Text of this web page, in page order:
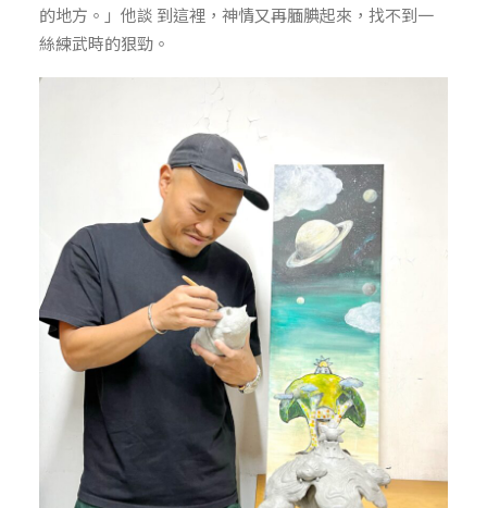
的地方。」他談 到這裡，神情又再腼腆起來，找不到一
絲練武時的狠勁。